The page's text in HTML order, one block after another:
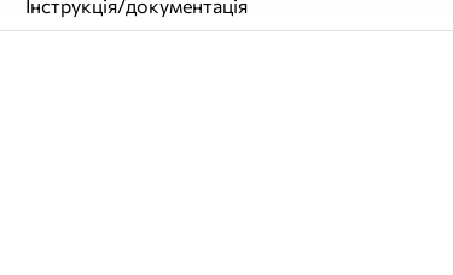
Інструкція/документація